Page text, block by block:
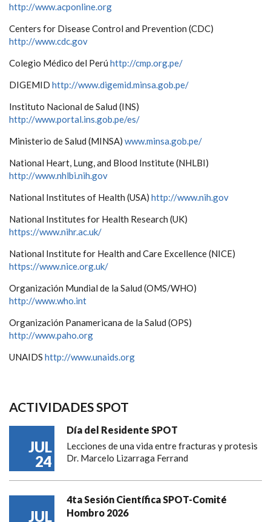
http://www.acponline.org
Centers for Disease Control and Prevention (CDC)
http://www.cdc.gov
Colegio Médico del Perú http://cmp.org.pe/
DIGEMID http://www.digemid.minsa.gob.pe/
Instituto Nacional de Salud (INS)
http://www.portal.ins.gob.pe/es/
Ministerio de Salud (MINSA) www.minsa.gob.pe/
National Heart, Lung, and Blood Institute (NHLBI)
http://www.nhlbi.nih.gov
National Institutes of Health (USA) http://www.nih.gov
National Institutes for Health Research (UK)
https://www.nihr.ac.uk/
National Institute for Health and Care Excellence (NICE)
https://www.nice.org.uk/
Organización Mundial de la Salud (OMS/WHO)
http://www.who.int
Organización Panamericana de la Salud (OPS)
http://www.paho.org
UNAIDS http://www.unaids.org
ACTIVIDADES SPOT
JUL
24
Día del Residente SPOT
Lecciones de una vida entre fracturas y protesis
Dr. Marcelo Lizarraga Ferrand
JUL
4ta Sesión Científica SPOT-Comité
Hombro 2026